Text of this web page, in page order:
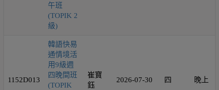
午班
(TOPIK 2
級)
1152D013
韓語快易
通情境活
用9級週
四晚間班
(TOPIK
崔寶
鈺
2026-07-30 四 晚上